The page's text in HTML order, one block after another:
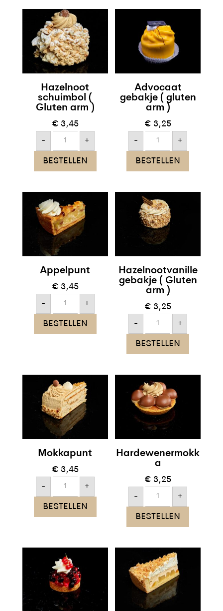
Hazelnoot
schuimbol (
Gluten arm )
€ 3,45
-
schuimbol
(
Gluten
+
BESTELLEN
Advocaat
gebakje ( gluten
arm )
€ 3,25
-
gebakje
(
gluten
+
BESTELLEN
Appelpunt
€ 3,45
-
aantal
+
BESTELLEN
Hazelnootvanille
gebakje ( Gluten
arm )
€ 3,25
-
gebakje
(
Gluten
+
BESTELLEN
Mokkapunt
€ 3,45
-
aantal
+
BESTELLEN
Hardewenermokk
a
€ 3,25
-
aantal
+
BESTELLEN